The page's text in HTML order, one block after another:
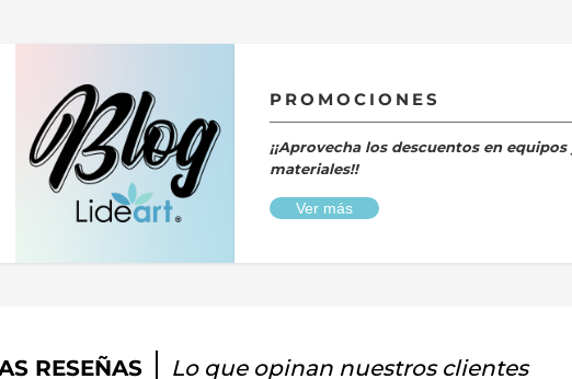
PROMOCIONES
¡¡Aprovecha los descuentos en equipos
materiales!!
Ver más
RESEÑAS Lo que opinan nuestros clientes